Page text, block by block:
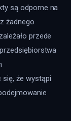
są odporne na
żadnego
przede
że wystąpi